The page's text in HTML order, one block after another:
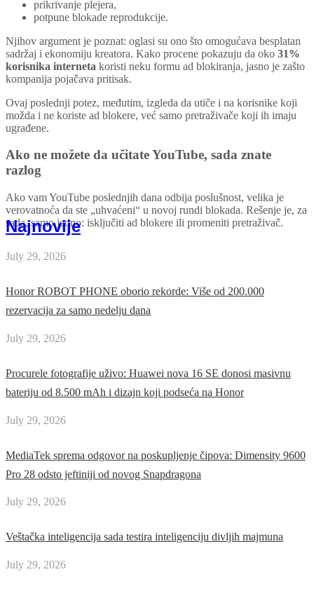
prikrivanje plejera,
potpune blokade reprodukcije.
Njihov argument je poznat: oglasi su ono što omogućava besplatan
sadržaj i ekonomiju kreatora. Kako procene pokazuju da oko 31%
korisnika interneta koristi neku formu ad blokiranja, jasno je zašto
kompanija pojačava pritisak.
Ovaj poslednji potez, međutim, izgleda da utiče i na korisnike koji
možda i ne koriste ad blokere, već samo pretraživače koji ih imaju
ugrađene.
Ako ne možete da učitate YouTube, sada znate
razlog
Ako vam YouTube poslednjih dana odbija poslušnost, velika je
verovatnoća da ste „uhvaćeni“ u novoj rundi blokada. Rešenje je, za
sada, samo jedno: isključiti ad blokere ili promeniti pretraživač.
Najnovije
July 29, 2026
Honor ROBOT PHONE oborio rekorde: Više od 200.000
rezervacija za samo nedelju dana
July 29, 2026
Procurele fotografije uživo: Huawei nova 16 SE donosi masivnu
bateriju od 8.500 mAh i dizajn koji podseća na Honor
July 29, 2026
MediaTek sprema odgovor na poskupljenje čipova: Dimensity 9600
Pro 28 odsto jeftiniji od novog Snapdragona
July 29, 2026
Veštačka inteligencija sada testira inteligenciju divljih majmuna
July 29, 2026